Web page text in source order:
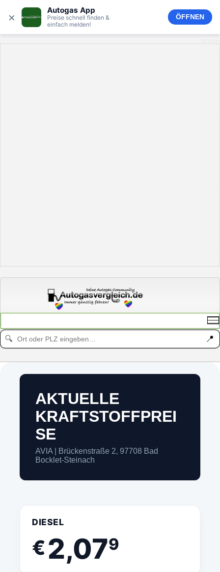
× Autogas App
Preise schnell finden &
einfach melden!
ÖFFNEN
🔍 📍
AKTUELLE
KRAFTSTOFFPREI
SE
AVIA | Brückenstraße 2, 97708 Bad
Bocklet-Steinach
DIESEL
€2,079